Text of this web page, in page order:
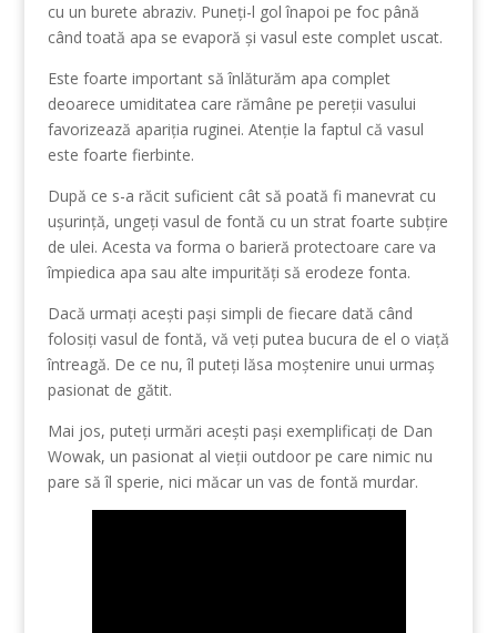
cu un burete abraziv. Puneți-l gol înapoi pe foc până
când toată apa se evaporă și vasul este complet uscat.
Este foarte important să înlăturăm apa complet
deoarece umiditatea care rămâne pe pereții vasului
favorizează apariția ruginei. Atenție la faptul că vasul
este foarte fierbinte.
După ce s-a răcit suficient cât să poată fi manevrat cu
ușurință, ungeți vasul de fontă cu un strat foarte subțire
de ulei. Acesta va forma o barieră protectoare care va
împiedica apa sau alte impurități să erodeze fonta.
Dacă urmați acești pași simpli de fiecare dată când
folosiți vasul de fontă, vă veți putea bucura de el o viață
întreagă. De ce nu, îl puteți lăsa moștenire unui urmaș
pasionat de gătit.
Mai jos, puteți urmări acești pași exemplificați de Dan
Wowak, un pasionat al vieții outdoor pe care nimic nu
pare să îl sperie, nici măcar un vas de fontă murdar.